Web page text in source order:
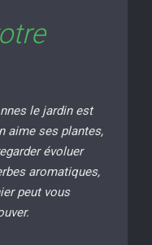
le jardin est
aime ses plantes,
évoluer
aromatiques,
peut vous